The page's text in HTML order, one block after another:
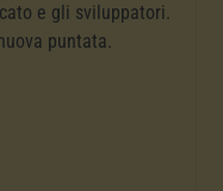
e gli sviluppatori.
puntata.